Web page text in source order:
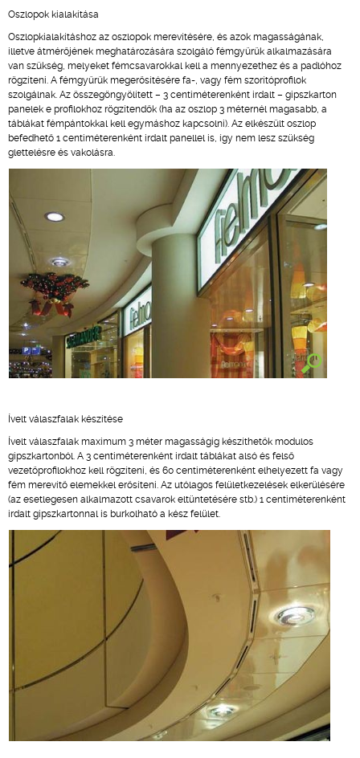
Oszlopok kialakítása
Oszlopkialakításhoz az oszlopok merevítésére, és azok magasságának,
illetve átmérőjének meghatározására szolgáló fémgyűrűk alkalmazására
van szükség, melyeket fémcsavarokkal kell a mennyezethez és a padlóhoz
rögzíteni. A fémgyűrűk megerősítésére fa-, vagy fém szorítóprofilok
szolgálnak. Az összegöngyölített – 3 centiméterenként irdalt – gipszkarton
panelek e profilokhoz rögzítendők (ha az oszlop 3 méternél magasabb, a
táblákat fémpántokkal kell egymáshoz kapcsolni). Az elkészült oszlop
befedhető 1 centiméterenként irdalt panellel is, így nem lesz szükség
glettelésre és vakolásra.
Ívelt válaszfalak készítése
Ívelt válaszfalak maximum 3 méter magasságig készíthetők modulos
gipszkartonból. A 3 centiméterenként irdalt táblákat alsó és felső
vezetőprofilokhoz kell rögzíteni, és 60 centiméterenként elhelyezett fa vagy
fém merevítő elemekkel erősíteni. Az utólagos felületkezelések elkerülésére
(az esetlegesen alkalmazott csavarok eltüntetésére stb.) 1 centiméterenként
irdalt gipszkartonnal is burkolható a kész felület.